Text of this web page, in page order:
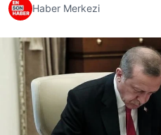
Haber Merkezi